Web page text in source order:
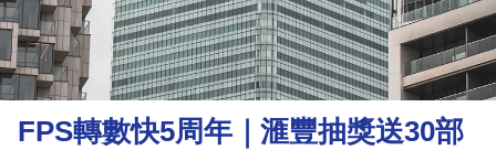
樓
市
理
財
FPS轉數快5周年｜滙豐抽獎送30部